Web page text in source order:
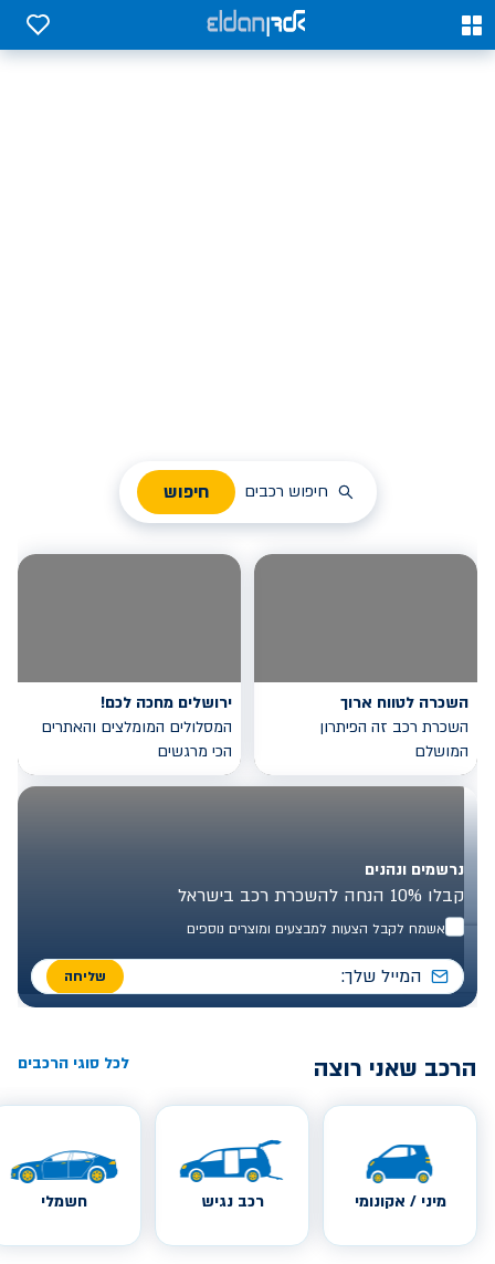
0
0
חיפוש רכבים חיפוש
השכרה לטווח ארוך
השכרת רכב זה הפיתרון
המושלם
ירושלים מחכה לכם!
המסלולים המומלצים והאתרים
הכי מרגשים
נרשמים ונהנים
קבלו 10% הנחה להשכרת רכב בישראל
אשמח לקבל הצעות למבצעים ומוצרים נוספים
שליחה
הרכב שאני רוצה לכל סוגי הרכבים
מיני / אקונומי רכב נגיש חשמלי